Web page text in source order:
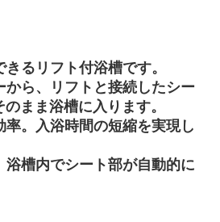
るリフト付浴槽です。
から、リフトと接続したシー
のまま浴槽に入ります。
率。入浴時間の短縮を実現し
浴槽内でシート部が自動的に